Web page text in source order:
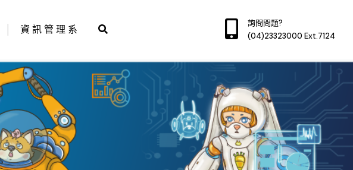
資訊管理系
詢問問題?
(04)23323000 Ext.7124